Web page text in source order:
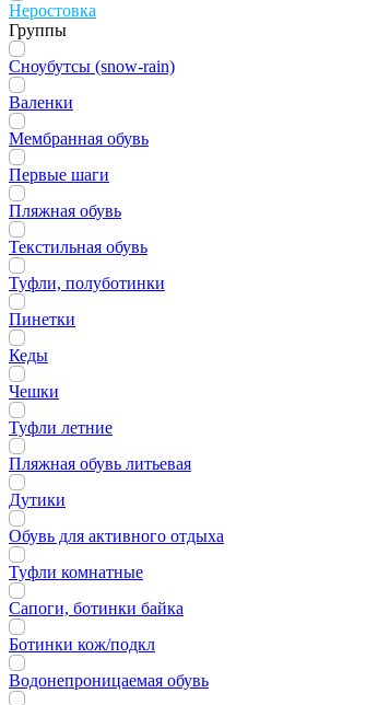
Неростовка
Группы
Сноубутсы (snow-rain)
Валенки
Мембранная обувь
Первые шаги
Пляжная обувь
Текстильная обувь
Туфли, полуботинки
Пинетки
Кеды
Чешки
Туфли летние
Пляжная обувь литьевая
Дутики
Обувь для активного отдыха
Туфли комнатные
Сапоги, ботинки байка
Ботинки кож/подкл
Водонепроницаемая обувь